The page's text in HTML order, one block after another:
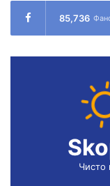
85,736
Чисто